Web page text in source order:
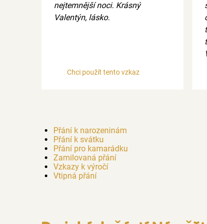
nejtemnější noci. Krásný
Valentýn, lásko.
Chci použít tento vzkaz
Přání k narozeninám
Přání k svátku
Přání pro kamarádku
Zamilovaná přání
Vzkazy k výročí
Vtipná přání